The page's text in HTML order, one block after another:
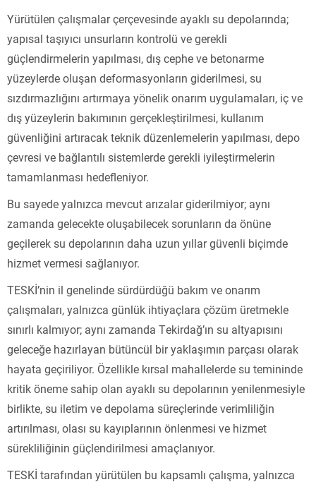
Yürütülen çalışmalar çerçevesinde ayaklı su depolarında;
yapısal taşıyıcı unsurların kontrolü ve gerekli
güçlendirmelerin yapılması, dış cephe ve betonarme
yüzeylerde oluşan deformasyonların giderilmesi, su
sızdırmazlığını artırmaya yönelik onarım uygulamaları, iç ve
dış yüzeylerin bakımının gerçekleştirilmesi, kullanım
güvenliğini artıracak teknik düzenlemelerin yapılması, depo
çevresi ve bağlantılı sistemlerde gerekli iyileştirmelerin
tamamlanması hedefleniyor.
Bu sayede yalnızca mevcut arızalar giderilmiyor; aynı
zamanda gelecekte oluşabilecek sorunların da önüne
geçilerek su depolarının daha uzun yıllar güvenli biçimde
hizmet vermesi sağlanıyor.
TESKİ’nin il genelinde sürdürdüğü bakım ve onarım
çalışmaları, yalnızca günlük ihtiyaçlara çözüm üretmekle
sınırlı kalmıyor; aynı zamanda Tekirdağ’ın su altyapısını
geleceğe hazırlayan bütüncül bir yaklaşımın parçası olarak
hayata geçiriliyor. Özellikle kırsal mahallelerde su temininde
kritik öneme sahip olan ayaklı su depolarının yenilenmesiyle
birlikte, su iletim ve depolama süreçlerinde verimliliğin
artırılması, olası su kayıplarının önlenmesi ve hizmet
sürekliliğinin güçlendirilmesi amaçlanıyor.
TESKİ tarafından yürütülen bu kapsamlı çalışma, yalnızca